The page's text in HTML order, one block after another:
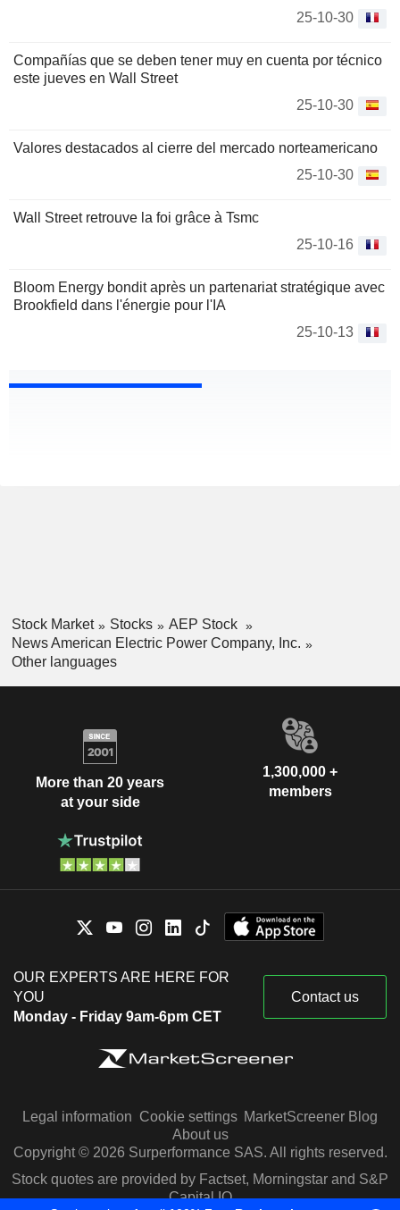
25-10-30
Compañías que se deben tener muy en cuenta por técnico
este jueves en Wall Street
25-10-30
Valores destacados al cierre del mercado norteamericano
25-10-30
Wall Street retrouve la foi grâce à Tsmc
25-10-16
Bloom Energy bondit après un partenariat stratégique avec
Brookfield dans l'énergie pour l'IA
25-10-13
Stock Market Stocks
AEP Stock
News American Electric Power Company, Inc.
Other languages
More than 20 years
at your side
1,300,000 +
members
OUR EXPERTS ARE HERE FOR
YOU
Monday - Friday 9am-6pm CET
Contact us
Legal information Cookie settings MarketScreener Blog
About us
Copyright © 2026 Surperformance SAS. All rights reserved.
Stock quotes are provided by Factset, Morningstar and S&P
Capital IQ